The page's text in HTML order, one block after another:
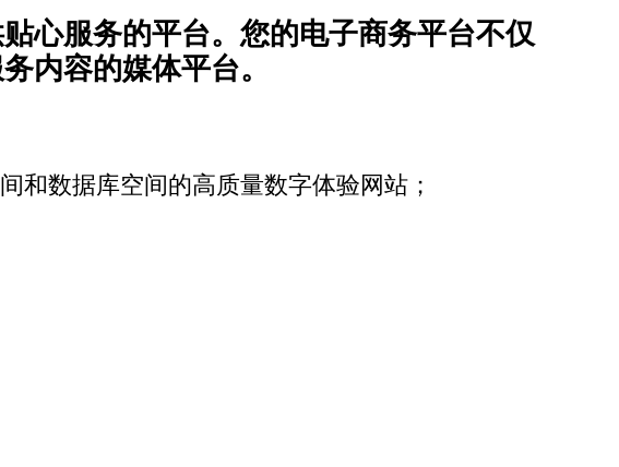
心服务的平台。您的电子商务平台不仅
内容的媒体平台。
和数据库空间的高质量数字体验网站；